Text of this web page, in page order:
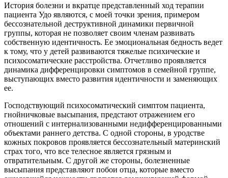
История болезни и вкратце представленный ход терапии
пациента Удо являются, с моей точки зрения, примером
бессознательной деструктивной динамики первичной
группы, которая не позволяет своим членам развивать
собственную идентичность. Ее эмоциональная бедность ведет
к тому, что у детей развиваются тяжелые психические и
психосоматические расстройства. Отчетливо проявляется
динамика дифференцировки симптомов в семейной группе,
выступающих вместо развития идентичности и заменяющих
ее.
Господствующий психосоматический симптом пациента,
гнойничковые высыпания, предстают отражением его
отношений с интернализованными недифференцированными
объектами раннего детства. С одной стороны, в урод­стве
кожных покровов проявляется бессознательный материнский
страх того, что все телесное является грязным и
отвратительным. С другой же стороны, болезненные
высыпания представляют побои отца, которые вместо